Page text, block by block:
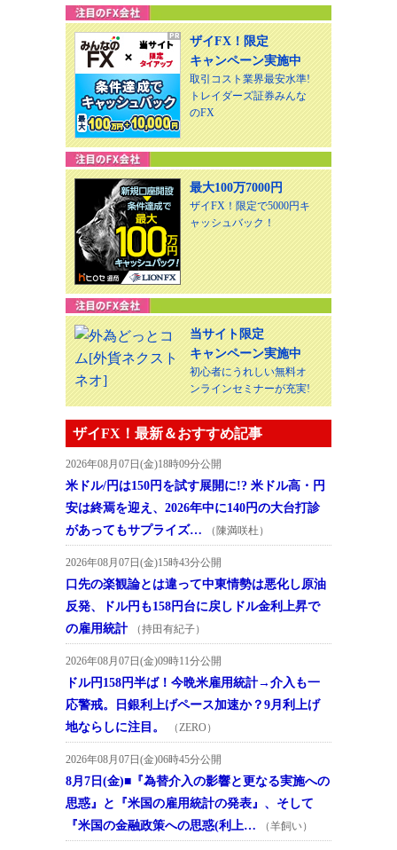
ザイFX！限定
キャンペーン実施中
取引コスト業界最安水準!
トレイダーズ証券みんな
のFX
最大100万7000円
ザイFX！限定で5000円キ
ャッシュバック！
当サイト限定
キャンペーン実施中
初心者にうれしい無料オ
ンラインセミナーが充実!
ザイFX！最新＆おすすめ記事
2026年08月07日(金)18時09分公開
米ドル/円は150円を試す展開に!? 米ドル高・円
安は終焉を迎え、2026年中に140円の大台打診
があってもサプライズ…
（陳満咲杜）
2026年08月07日(金)15時43分公開
口先の楽観論とは違って中東情勢は悪化し原油
反発、ドル円も158円台に戻しドル金利上昇で
の雇用統計
（持田有紀子）
2026年08月07日(金)09時11分公開
ドル円158円半ば！今晩米雇用統計→介入も一
応警戒。日銀利上げペース加速か？9月利上げ
地ならしに注目。
（ZERO）
2026年08月07日(金)06時45分公開
8月7日(金)■『為替介入の影響と更なる実施への
思惑』と『米国の雇用統計の発表』、そして
『米国の金融政策への思惑(利上…
（羊飼い）